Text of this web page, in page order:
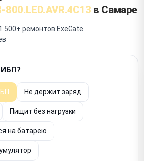
800.LED.AVR.4C13 в Самаре
1 500+ ремонтов ExeGate
ИБП?
Не держит заряд
Пищит без нагрузки
на батарею